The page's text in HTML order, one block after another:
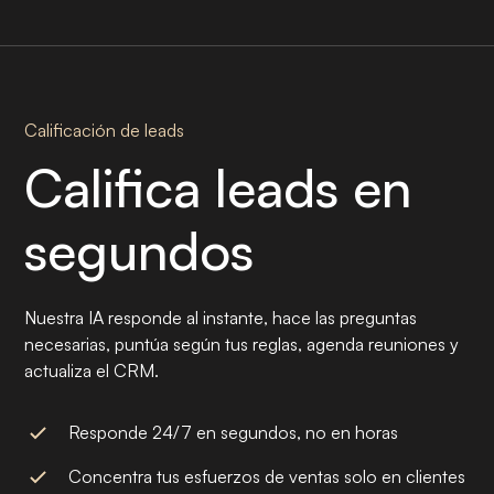
Calificación de leads
Califica leads en
segundos
Nuestra IA responde al instante, hace las preguntas
necesarias, puntúa según tus reglas, agenda reuniones y
actualiza el CRM.
Responde 24/7 en segundos, no en horas
Concentra tus esfuerzos de ventas solo en clientes